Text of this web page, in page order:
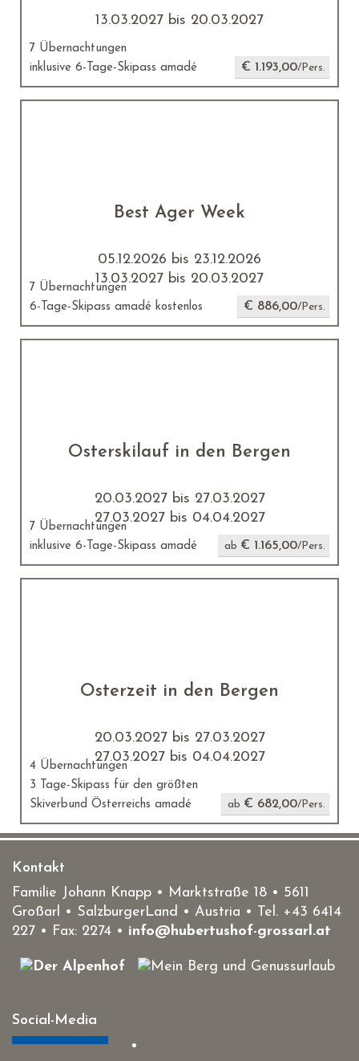
13.03.2027 bis 20.03.2027
7 Übernachtungen
inklusive 6-Tage-Skipass amadé
€ 1.193,00/Pers.
Best Ager Week
05.12.2026 bis 23.12.2026
13.03.2027 bis 20.03.2027
7 Übernachtungen
6-Tage-Skipass amadé kostenlos
€ 886,00/Pers.
Osterskilauf in den Bergen
20.03.2027 bis 27.03.2027
27.03.2027 bis 04.04.2027
7 Übernachtungen
inklusive 6-Tage-Skipass amadé
ab € 1.165,00/Pers.
Osterzeit in den Bergen
20.03.2027 bis 27.03.2027
27.03.2027 bis 04.04.2027
4 Übernachtungen
3 Tage-Skipass für den größten
Skiverbund Österreichs amadé
ab € 682,00/Pers.
Kontakt
Familie Johann Knapp • Marktstraße 18 • 5611
Großarl • SalzburgerLand • Austria • Tel. +43 6414
227 • Fax: 2274 • info@hubertushof-grossarl.at
Social-Media